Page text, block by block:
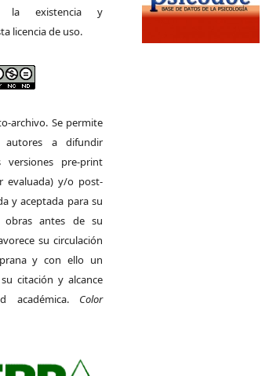
la existencia y
licencia de uso.
archivo. Se permite
a difundir
versiones pre-print
evaluada) y/o post-
y aceptada para su
obras antes de su
su circulación
y con ello un
citación y alcance
académica. Color